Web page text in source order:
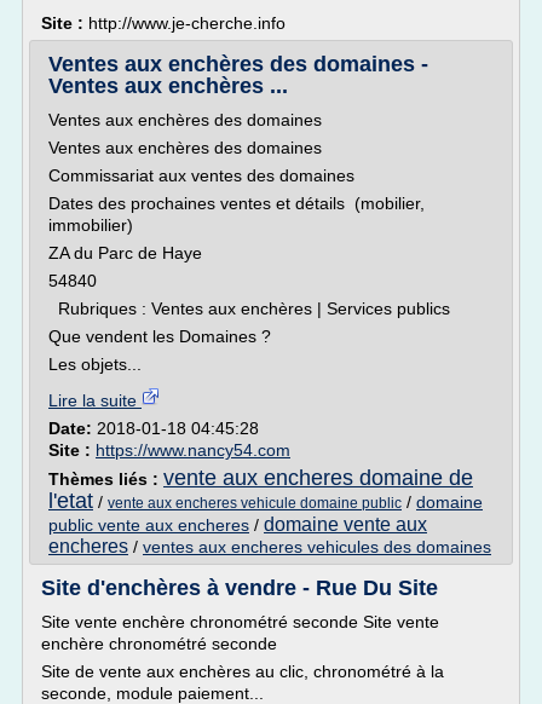
Site : http://www.je-cherche.info
Ventes aux enchères des domaines -
Ventes aux enchères ...
Ventes aux enchères des domaines
Ventes aux enchères des domaines
Commissariat aux ventes des domaines
Dates des prochaines ventes et détails (mobilier,
immobilier)
ZA du Parc de Haye
54840
Rubriques : Ventes aux enchères | Services publics
Que vendent les Domaines ?
Les objets...
Lire la suite
Date: 2018-01-18 04:45:28
Site : https://www.nancy54.com
Thèmes liés : vente aux encheres domaine de
l'etat / vente aux encheres vehicule domaine public / domaine
public vente aux encheres / domaine vente aux
encheres / ventes aux encheres vehicules des domaines
Site d'enchères à vendre - Rue Du Site
Site vente enchère chronométré seconde Site vente
enchère chronométré seconde
Site de vente aux enchères au clic, chronométré à la
seconde, module paiement...